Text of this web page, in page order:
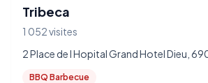
Tribeca
1 052 visites
2 Place de l Hopital Grand Hotel Dieu,
BBQ Barbecue